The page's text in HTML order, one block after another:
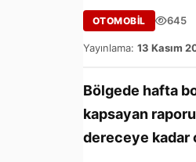
OTOMOBİL 645
Yayınlama: 13 Kasım
Bölgede hafta
kapsayan
dereceye kadar